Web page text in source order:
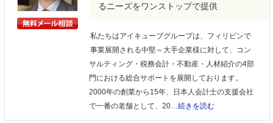
るニーズをワンストップで提供
私たちはアイキューブグループは、フィリピンで
事業展開される中堅～大手企業様に対して、コン
サルティング・税務会計・不動産・人材紹介の4部
門における総合サポートを展開しております。
2000年の創業から15年、日本人会計士の支援会社
で一番の老舗として、20… 続きを読む